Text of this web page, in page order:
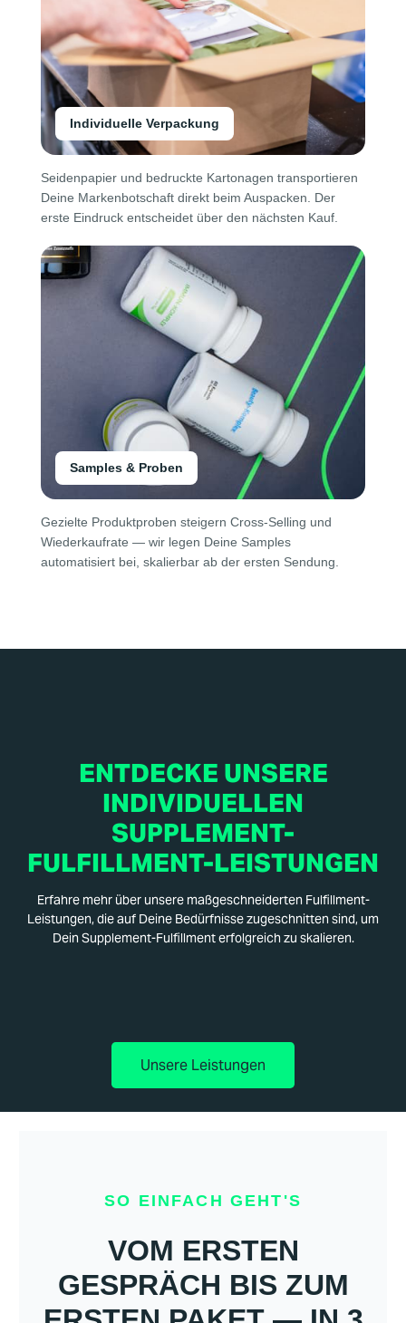
Individuelle Verpackung
Seidenpapier und bedruckte Kartonagen transportieren
Deine Markenbotschaft direkt beim Auspacken. Der
erste Eindruck entscheidet über den nächsten Kauf.
Samples & Proben
Gezielte Produktproben steigern Cross-Selling und
Wiederkaufrate — wir legen Deine Samples
automatisiert bei, skalierbar ab der ersten Sendung.
ENTDECKE UNSERE
INDIVIDUELLEN
SUPPLEMENT-
FULFILLMENT-LEISTUNGEN
Erfahre mehr über unsere maßgeschneiderten Fulfillment-
Leistungen, die auf Deine Bedürfnisse zugeschnitten sind, um
Dein Supplement-Fulfillment erfolgreich zu skalieren.
Unsere Leistungen
SO EINFACH GEHT'S
VOM ERSTEN
GESPRÄCH BIS ZUM